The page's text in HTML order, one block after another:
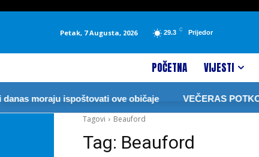
Petak, 7 Augusta, 2026 29.3 C Prijedor
POČETNA VIJESTI
moraju ispoštovati ove običaje VEČERAS
Tagovi
Beauford
Tag: Beauford